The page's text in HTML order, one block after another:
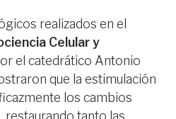
realizados en el
Celular y
el catedrático Antonio
que la estimulación
los cambios